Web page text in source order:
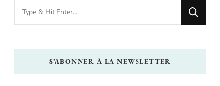
Looking
for
S’ABONNER À LA NEWSLETTER